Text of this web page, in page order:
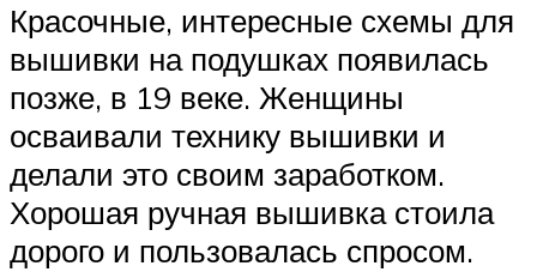
Красочные, интересные схемы для
вышивки на подушках появилась
позже, в 19 веке. Женщины
осваивали технику вышивки и
делали это своим заработком.
Хорошая ручная вышивка стоила
дорого и пользовалась спросом.